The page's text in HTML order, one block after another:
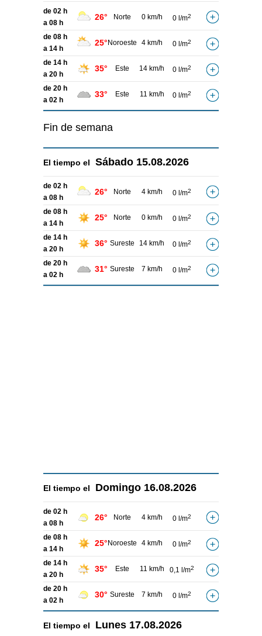
de 02 h
a 08 h
26° Norte 0 km/h 0 l/m2
de 08 h
a 14 h
25° Noroeste 4 km/h 0 l/m2
de 14 h
a 20 h
35° Este 14 km/h 0 l/m2
de 20 h
a 02 h
33° Este 11 km/h 0 l/m2
Fin de semana
El tiempo el Sábado 15.08.2026
de 02 h
a 08 h
26° Norte 4 km/h 0 l/m2
de 08 h
a 14 h
25° Norte 0 km/h 0 l/m2
de 14 h
a 20 h
36° Sureste 14 km/h 0 l/m2
de 20 h
a 02 h
31° Sureste 7 km/h 0 l/m2
El tiempo el Domingo 16.08.2026
de 02 h
a 08 h
26° Norte 4 km/h 0 l/m2
de 08 h
a 14 h
25° Noroeste 4 km/h 0 l/m2
de 14 h
a 20 h
35° Este 11 km/h 0,1 l/m2
de 20 h
a 02 h
30° Sureste 7 km/h 0 l/m2
El tiempo el Lunes 17.08.2026